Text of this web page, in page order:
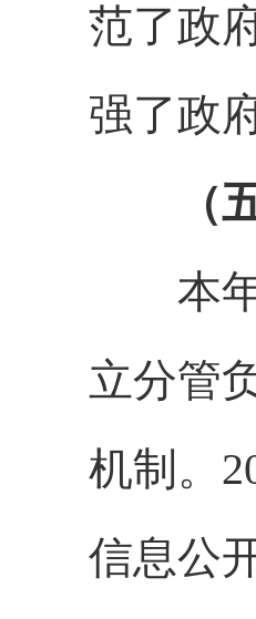
范了政
强了政
（
本年
立分管
机制。
信息公